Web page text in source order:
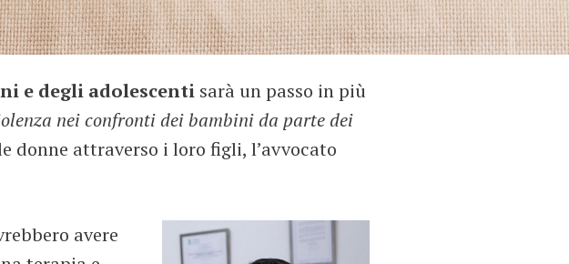
e degli adolescenti sarà un passo in più
nei confronti dei bambini da parte dei
donne attraverso i loro figli, l’avvocato
avere